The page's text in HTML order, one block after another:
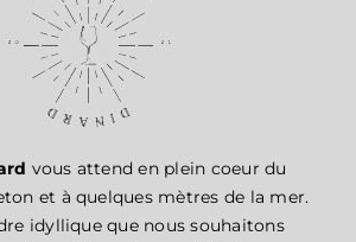
vous attend en plein coeur du
et à quelques mètres de la mer.
idyllique que nous souhaitons